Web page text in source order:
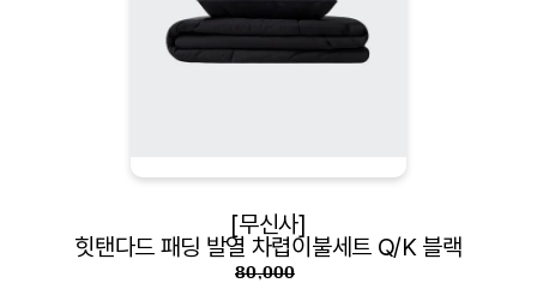
[무신사]
힛탠다드 패딩 발열 차렵이불세트 Q/K 블랙
80,000